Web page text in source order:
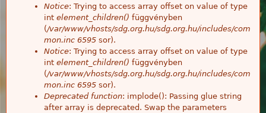
Notice: Trying to access array offset on value of type
int element_children() függvényben
(/var/www/vhosts/sdg.org.hu/sdg.org.hu/includes/com
mon.inc 6595 sor).
Notice: Trying to access array offset on value of type
int element_children() függvényben
(/var/www/vhosts/sdg.org.hu/sdg.org.hu/includes/com
mon.inc 6595 sor).
Deprecated function: implode(): Passing glue string
after array is deprecated. Swap the parameters